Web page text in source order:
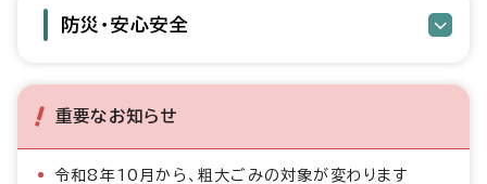
防災・安心安全
重要なお知らせ
令和8年10月から、粗大ごみの対象が変わります